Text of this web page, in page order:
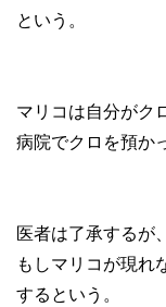
という。
マリコは自分がク
病院でクロを預か
医者は了承するが、
もしマリコが現れ
するという。